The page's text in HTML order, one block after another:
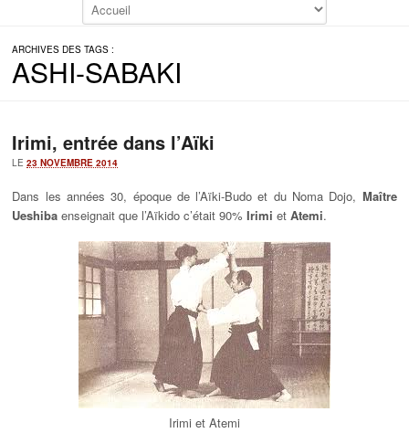
ARCHIVES DES TAGS :
ASHI-SABAKI
Irimi, entrée dans l’Aïki
LE23 NOVEMBRE 2014
Dans les années 30, époque de l’Aïki-Budo et du Noma Dojo, Maître
Ueshiba enseignait que l’Aïkido c’était 90%Irimi etAtemi.
Irimi et Atemi